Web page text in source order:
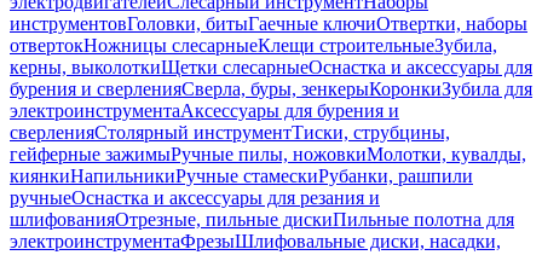
инструментовГоловки, битыГаечные ключиОтвертки, наборы
отвертокНожницы слесарныеКлещи строительныеЗубила,
керны, выколоткиЩетки слесарныеОснастка и аксессуары для
бурения и сверленияСверла, буры, зенкерыКоронкиЗубила для
электроинструментаАксессуары для бурения и
сверленияСтолярный инструментТиски, струбцины,
гейферные зажимыРучные пилы, ножовкиМолотки, кувалды,
киянкиНапильникиРучные стамескиРубанки, рашпили
ручныеОснастка и аксессуары для резания и
шлифованияОтрезные, пильные дискиПильные полотна для
электроинструментаФрезыШлифовальные диски, насадки,